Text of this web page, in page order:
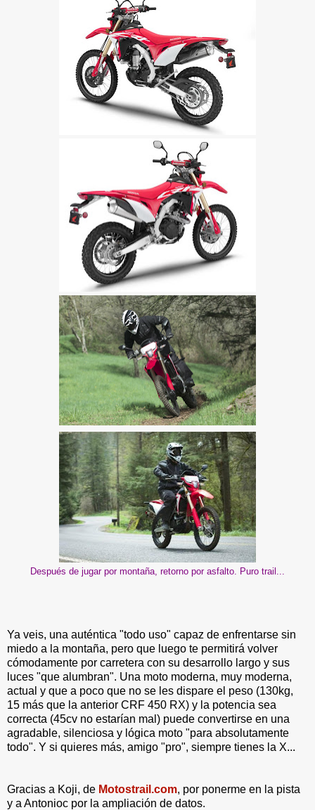
Después de jugar por montaña, retorno por asfalto. Puro trail...
Ya veis, una auténtica "todo uso" capaz de enfrentarse sin
miedo a la montaña, pero que luego te permitirá volver
cómodamente por carretera con su desarrollo largo y sus
luces "que alumbran". Una moto moderna, muy moderna,
actual y que a poco que no se les dispare el peso (130kg,
15 más que la anterior CRF 450 RX) y la potencia sea
correcta (45cv no estarían mal) puede convertirse en una
agradable, silenciosa y lógica moto "para absolutamente
todo". Y si quieres más, amigo "pro", siempre tienes la X...
Gracias a Koji, de Motostrail.com, por ponerme en la pista
y a Antonioc por la ampliación de datos.